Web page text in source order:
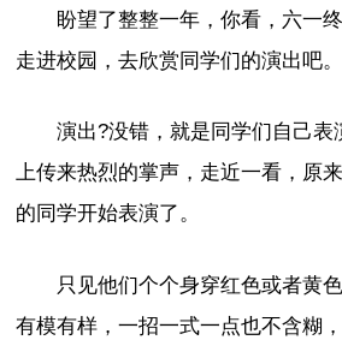
盼望了整整一年，你看，六一
走进校园，去欣赏同学们的演出吧。
演出?没错，就是同学们自己表
上传来热烈的掌声，走近一看，原
的同学开始表演了。
只见他们个个身穿红色或者黄
有模有样，一招一式一点也不含糊